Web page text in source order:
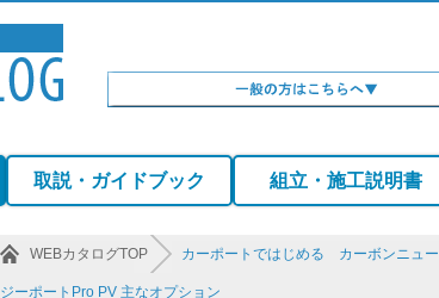
取説・ガイドブック 組立・施工説明書
WEBカタログTOP カーポートではじめる カーボンニュ
ジーポートPro PV 主なオプション